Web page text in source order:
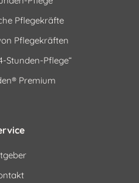
Pflegekräfte
Pflegekräften
Stunden-Pflege“
Premium